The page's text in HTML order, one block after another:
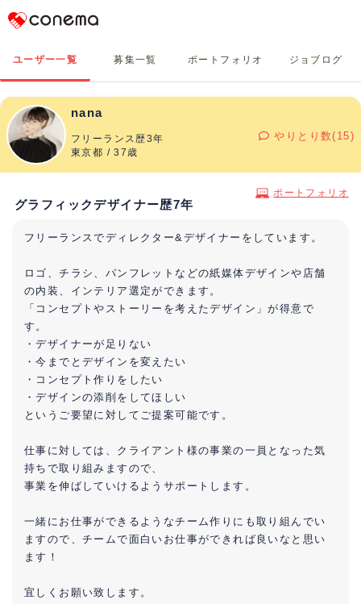
Conema
ユーザー一覧 募集一覧 ポートフォリオ ジョブログ
nana
フリーランス歴3年
東京都 / 37歳
やりとり数(15)
ポートフォリオ
グラフィックデザイナー歴7年
フリーランスでディレクター&デザイナーをしています。
ロゴ、チラシ、パンフレットなどの紙媒体デザインや店舗
の内装、インテリア選定ができます。
「コンセプトやストーリーを考えたデザイン」が得意で
す。
・デザイナーが足りない
・今までとデザインを変えたい
・コンセプト作りをしたい
・デザインの添削をしてほしい
というご要望に対してご提案可能です。
仕事に対しては、クライアント様の事業の一員となった気
持ちで取り組みますので、
事業を伸ばしていけるようサポートします。
一緒にお仕事ができるようなチーム作りにも取り組んでい
ますので、チームで面白いお仕事ができれば良いなと思い
ます！
宜しくお願い致します。